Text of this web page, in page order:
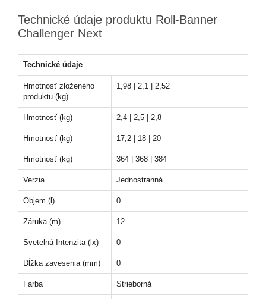
Technické údaje produktu Roll-Banner
Challenger Next
Technické údaje
Hmotnosť zloženého
produktu (kg)
1,98 | 2,1 | 2,52
Hmotnosť (kg) 2,4 | 2,5 | 2,8
Hmotnosť (kg) 17,2 | 18 | 20
Hmotnosť (kg) 364 | 368 | 384
Verzia Jednostranná
Objem (l) 0
Záruka (m) 12
Svetelná Intenzita (lx) 0
Dĺžka zavesenia (mm) 0
Farba Strieborná